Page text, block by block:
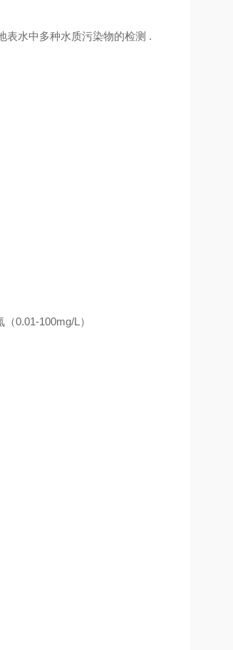
表水中多种水质污染物的检测 .
0.01-100mg/L）